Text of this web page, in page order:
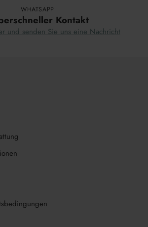
WHATSAPP
Kontakt
und senden Sie uns eine Nachricht